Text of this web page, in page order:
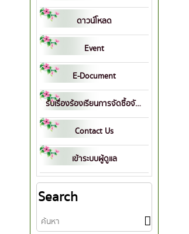
ดาวน์โหลด
Event
E-Document
รับเรื่องร้องเรียนการจัดซื้อจัดจ้าง
Contact Us
เข้าระบบผู้ดูแล
Search